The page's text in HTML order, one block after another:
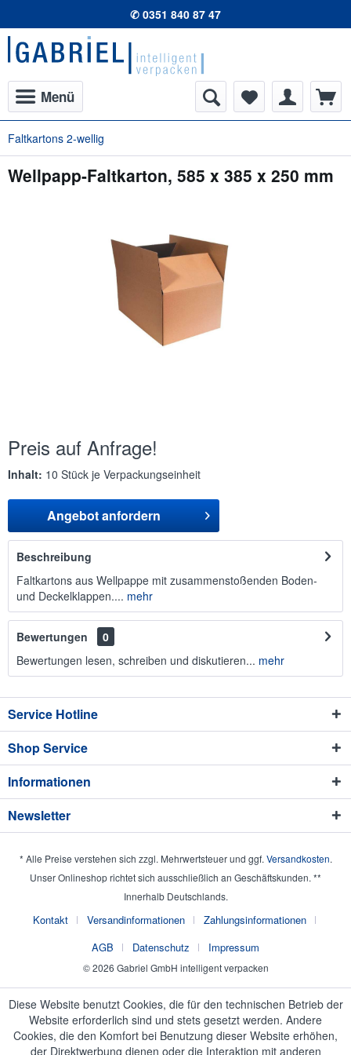
✆ 0351 840 87 47
Menü
Faltkartons 2-wellig
Wellpapp-Faltkarton, 585 x 385 x 250 mm
Preis auf Anfrage!
Inhalt: 10 Stück je Verpackungseinheit
Angebot anfordern
Beschreibung
Faltkartons aus Wellpappe mit zusammenstoßenden Boden-
und Deckelklappen.... mehr
Bewertungen
0
Bewertungen lesen, schreiben und diskutieren... mehr
Service Hotline
Shop Service
Informationen
Newsletter
* Alle Preise verstehen sich zzgl. Mehrwertsteuer und ggf. Versandkosten.
Unser Onlineshop richtet sich ausschließlich an Geschäftskunden. **
Innerhalb Deutschlands.
Kontakt Versandinformationen
Zahlungsinformationen
AGB
Datenschutz Impressum
© 2026 Gabriel GmbH intelligent verpacken
Diese Website benutzt Cookies, die für den technischen Betrieb der
Website erforderlich sind und stets gesetzt werden. Andere
Cookies, die den Komfort bei Benutzung dieser Website erhöhen,
der Direktwerbung dienen oder die Interaktion mit anderen